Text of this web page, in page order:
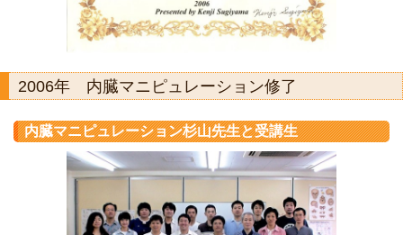
2006年 内臓マニピュレーション修了
内臓マニピュレーション杉山先生と受講生